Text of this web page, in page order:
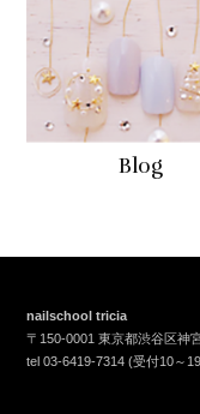
Blog
nailschool tricia
〒150-0001 東京都渋谷区神
tel03-6419-7314 (受付10～19